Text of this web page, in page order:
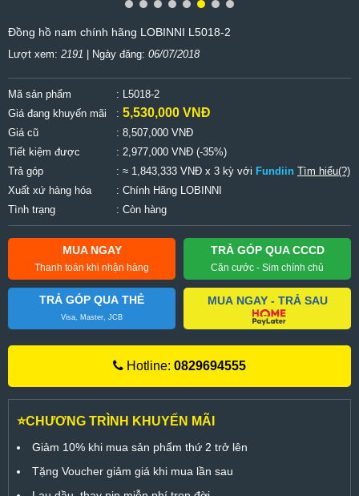
Đồng hồ nam chính hãng LOBINNI L5018-2
Lượt xem: 2191 | Ngày đăng: 06/07/2018
Mã sản phẩm
: L5018-2
Giá đang khuyến mãi
: 5,530,000 VNĐ
Giá cũ : 8,507,000 VNĐ
Tiết kiệm được
: 2,977,000 VNĐ (-35%)
Trả góp
: ≈ 1,843,333 VNĐ x 3 kỳ với Fundiin Tìm hiểu(?)
Xuất xứ hàng hóa
: Chính Hãng LOBINNI
Tình trạng
: Còn hàng
MUA NGAY
Thanh toán khi nhận hàng
TRẢ GÓP QUA CCCD
Căn cước - Sim chính chủ
TRẢ GÓP QUA THẺ
Visa, Master, JCB
MUA NGAY - TRẢ SAU
Hotline: 0829694555
⭐CHƯƠNG TRÌNH KHUYẾN MÃI
Giảm 10% khi mua sản phẩm thứ 2 trở lên
Tặng Voucher giảm giá khi mua lần sau